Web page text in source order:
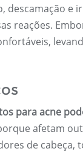
descamação
reações.
para acne
afetam
de cabeça,